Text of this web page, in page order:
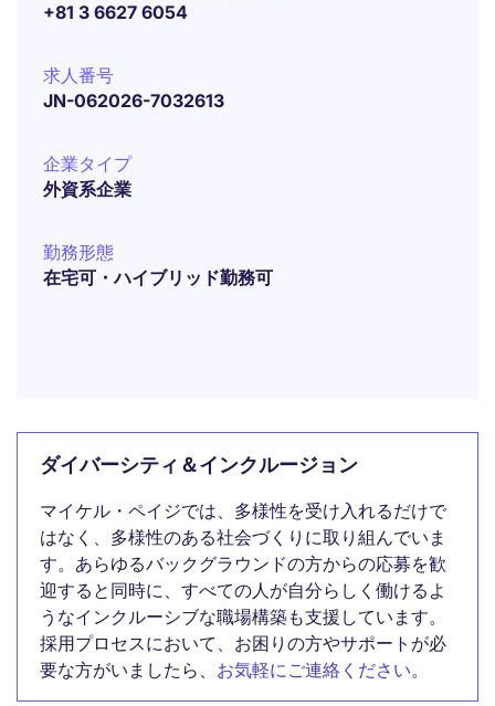
+81 3 6627 6054
求人番号
JN-062026-7032613
企業タイプ
外資系企業
勤務形態
在宅可・ハイブリッド勤務可
ダイバーシティ＆インクルージョン
マイケル・ペイジでは、多様性を受け入れるだけで
はなく、多様性のある社会づくりに取り組んでいま
す。あらゆるバックグラウンドの方からの応募を歓
迎すると同時に、すべての人が自分らしく働けるよ
うなインクルーシブな職場構築も支援しています。
採用プロセスにおいて、お困りの方やサポートが必
要な方がいましたら、 お気軽にご連絡ください。